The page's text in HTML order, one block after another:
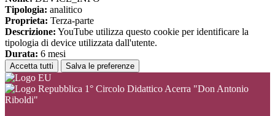
Tipologia: analitico
Proprieta: Terza-parte
Descrizione: YouTube utilizza questo cookie per identificare la
tipologia di device utilizzata dall'utente.
Durata: 6 mesi
Accetta tutti Salva le preferenze
1° Circolo Didattico Acerra "Don Antonio
Riboldi"